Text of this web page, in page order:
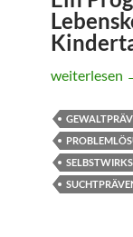
FREUNDE *
weiterlesen